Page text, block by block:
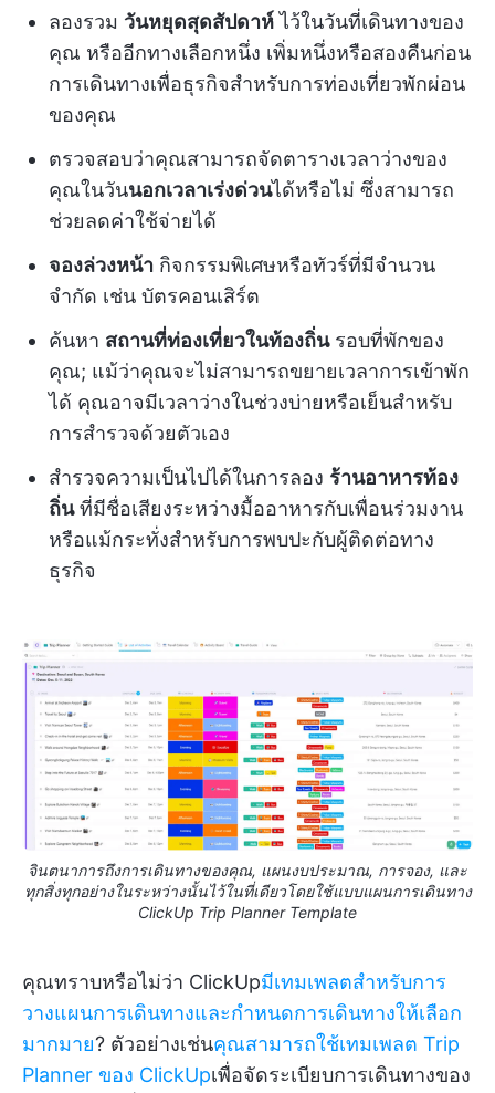
ลองรวม วันหยุดสุดสัปดาห์ไว้ในวันที่เดินทางของ
คุณ หรืออีกทางเลือกหนึ่ง เพิ่มหนึ่งหรือสองคืนก่อน
การเดินทางเพื่อธุรกิจสำหรับการท่องเที่ยวพักผ่อน
ของคุณ
ตรวจสอบว่าคุณสามารถจัดตารางเวลาว่างของ
คุณในวันนอกเวลาเร่งด่วนได้หรือไม่ ซึ่งสามารถ
ช่วยลดค่าใช้จ่ายได้
จองล่วงหน้า กิจกรรมพิเศษหรือทัวร์ที่มีจำนวน
จำกัด เช่น บัตรคอนเสิร์ต
ค้นหา สถานที่ท่องเที่ยวในท้องถิ่นรอบที่พักของ
คุณ; แม้ว่าคุณจะไม่สามารถขยายเวลาการเข้าพัก
ได้ คุณอาจมีเวลาว่างในช่วงบ่ายหรือเย็นสำหรับ
การสำรวจด้วยตัวเอง
สำรวจความเป็นไปได้ในการลอง ร้านอาหารท้อง
ถิ่นที่มีชื่อเสียงระหว่างมื้ออาหารกับเพื่อนร่วมงาน
หรือแม้กระทั่งสำหรับการพบปะกับผู้ติดต่อทาง
ธุรกิจ
จินตนาการถึงการเดินทางของคุณ, แผนงบประมาณ, การจอง, และ
ทุกสิ่งทุกอย่างในระหว่างนั้นไว้ในที่เดียวโดยใช้แบบแผนการเดินทาง
ClickUp Trip Planner Template
คุณทราบหรือไม่ว่า ClickUpมีเทมเพลตสำหรับการ
วางแผนการเดินทางและกำหนดการเดินทางให้เลือก
มากมาย? ตัวอย่างเช่นคุณสามารถใช้เทมเพลต Trip
Planner ของ ClickUpเพื่อจัดระเบียบการเดินทางของ